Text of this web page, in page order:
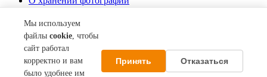
Мы используем
файлы cookie, чтобы
сайт работал
корректно и вам
было удобнее им
Принять Отказаться
Стоимость услуг
О компании
Контакты
Акции
О нас